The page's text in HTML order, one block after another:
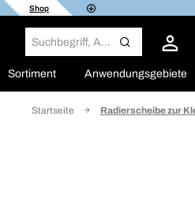
Shop
Sortiment Anwendungsgebiete
Startseite Radierscheibe zur